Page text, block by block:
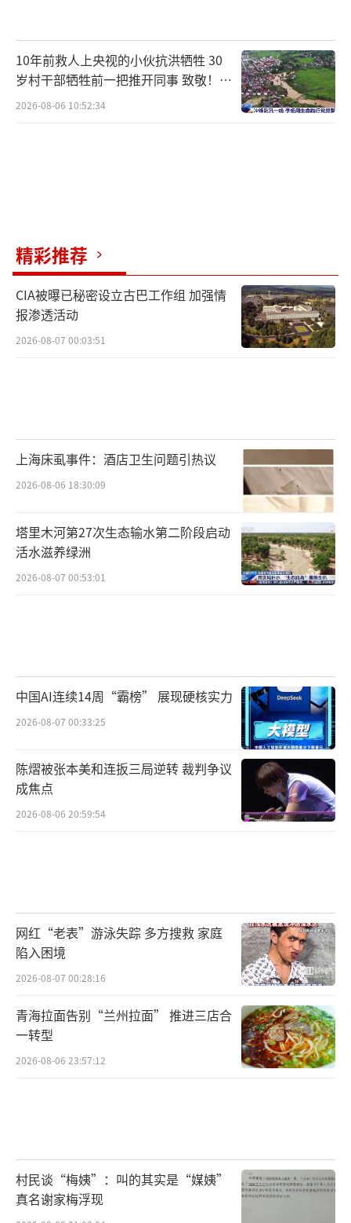
10年前救人上央视的小伙抗洪牺牲 30
岁村干部牺牲前一把推开同事 致敬！送
别！
2026-08-06 10:52:34
精彩推荐
CIA被曝已秘密设立古巴工作组 加强情
报渗透活动
2026-08-07 00:03:51
上海床虱事件：酒店卫生问题引热议
2026-08-06 18:30:09
塔里木河第27次生态输水第二阶段启动
活水滋养绿洲
2026-08-07 00:53:01
中国AI连续14周“霸榜” 展现硬核实力
2026-08-07 00:33:25
陈熠被张本美和连扳三局逆转 裁判争议
成焦点
2026-08-06 20:59:54
网红“老表”游泳失踪 多方搜救 家庭
陷入困境
2026-08-07 00:28:16
青海拉面告别“兰州拉面” 推进三店合
一转型
2026-08-06 23:57:12
村民谈“梅姨”：叫的其实是“媒姨”
真名谢家梅浮现